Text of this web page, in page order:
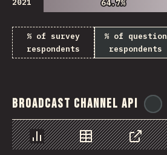
2021 64.7%
64.7%
% of survey
respondents
% of question
respondents
Broadcast Channel API
Chart Data Share